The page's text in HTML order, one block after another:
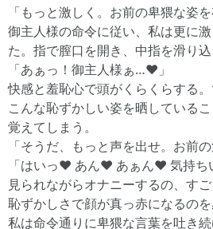
「もっと激しく。お前の卑猥な姿
御主人様の命令に従い、私は更に
た。指で膣口を開き、中指を滑り込
「あぁっ！御主人様ぁ…♥」
快感と羞恥心で頭がくらくらする
こんな恥ずかしい姿を晒している
覚えてしまう。
「そうだ、もっと声を出せ。お前
「はいっ♥ あん♥ あぁん♥ 気持
見られながらオナニーするの、す
恥ずかしさで顔が真っ赤になるの
私は命令通りに卑猥な言葉を吐き